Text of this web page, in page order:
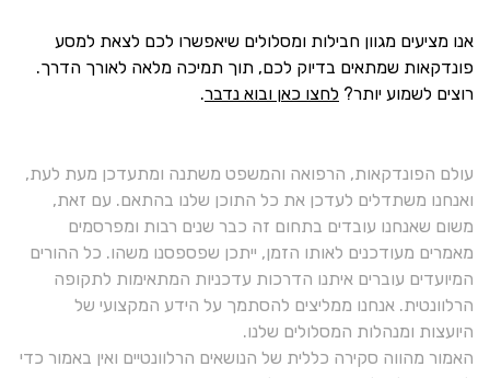
אנו מציעים מגוון חבילות ומסלולים שיאפשרו לכם לצאת למסע
פונדקאות שמתאים בדיוק לכם, תוך תמיכה מלאה לאורך הדרך.
רוצים לשמוע יותר? לחצו כאן ובוא נדבר.
עולם הפונדקאות, הרפואה והמשפט משתנה ומתעדכן מעת לעת,
ואנחנו משתדלים לעדכן את כל התוכן שלנו בהתאם. עם זאת,
משום שאנחנו עובדים בתחום זה כבר שנים רבות ומפרסמים
מאמרים מעודכנים לאותו הזמן, ייתכן שפספסנו משהו. כל ההורים
המיועדים עוברים איתנו הדרכות עדכניות המתאימות לתקופה
הרלוונטית. אנחנו ממליצים להסתמך על הידע המקצועי של
היועצות ומנהלות המסלולים שלנו.
האמור מהווה סקירה כללית של הנושאים הרלוונטיים ואין באמור כדי